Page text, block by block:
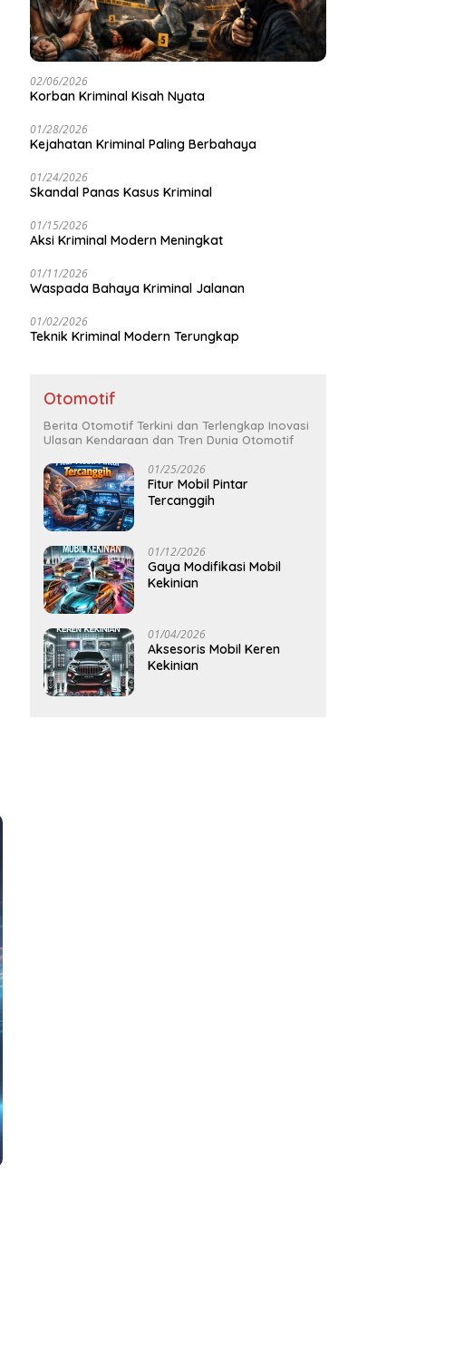
02/06/2026
Korban Kriminal Kisah Nyata
01/28/2026
Kejahatan Kriminal Paling Berbahaya
01/24/2026
Skandal Panas Kasus Kriminal
01/15/2026
Aksi Kriminal Modern Meningkat
01/11/2026
Waspada Bahaya Kriminal Jalanan
01/02/2026
Teknik Kriminal Modern Terungkap
Otomotif
Berita Otomotif Terkini dan Terlengkap Inovasi
Ulasan Kendaraan dan Tren Dunia Otomotif
01/25/2026
Fitur Mobil Pintar
Tercanggih
01/12/2026
Gaya Modifikasi Mobil
Kekinian
01/04/2026
Aksesoris Mobil Keren
Kekinian